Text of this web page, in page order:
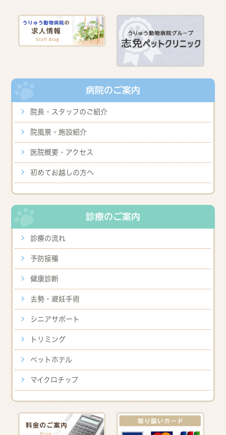
病院のご案内
院長・スタッフのご紹介
院風景・施設紹介
医院概要・アクセス
初めてお越しの方へ
診療のご案内
診療の流れ
予防接種
健康診断
去勢・避妊手術
シニアサポート
トリミング
ペットホテル
マイクロチップ